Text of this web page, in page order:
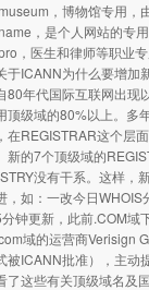
，博物馆专用，
，是个人网站的专用
医生和律师等职业专
ICANN为什么要增加
年代国际互联网出现以
顶级域的80%以上。多
在REGISTRAR这个层
新的7个顶级域的
没有干系。这样，
，如：一改今日
钟更新，此前.COM域
域的运营商Verisign
被ICANN批准），主动
这些有关顶级域名及国